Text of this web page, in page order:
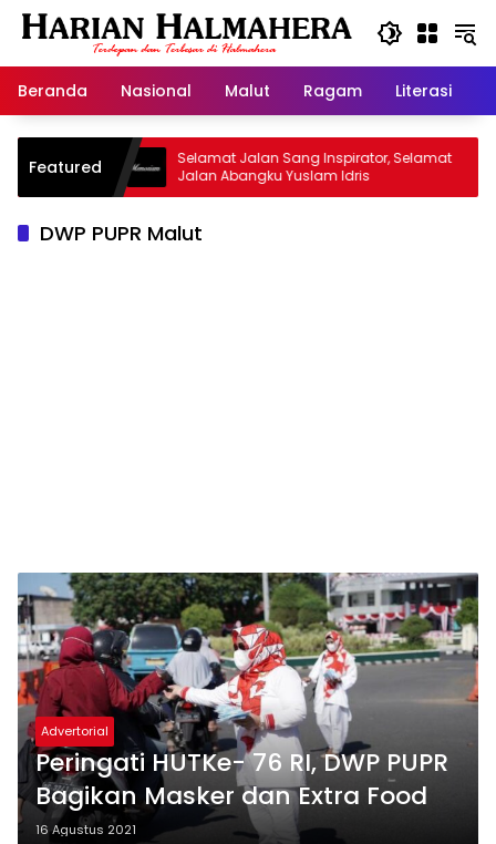
Langsung
Beranda
Nasional Malut Ragam Literasi
Featured
Warisan
Selamat Jalan Sang Inspirator, Selamat
Jalan Abangku Yuslam Idris
DWP PUPR Malut
Advertorial
Peringati HUTKe- 76 RI, DWP PUPR
Bagikan Masker dan Extra Food
16 Agustus 2021